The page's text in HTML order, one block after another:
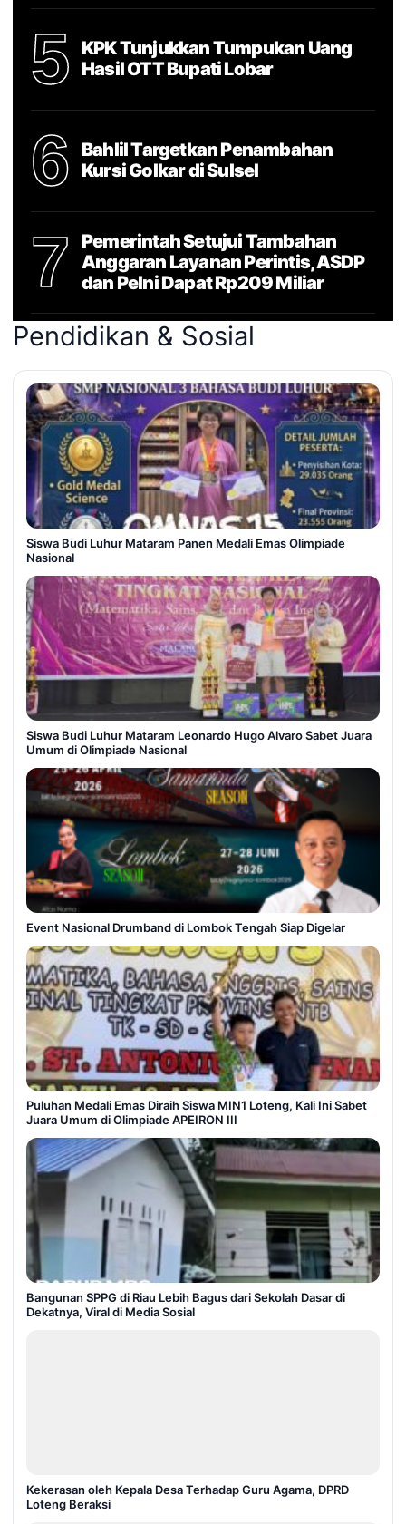
5
KPK Tunjukkan Tumpukan Uang
Hasil OTT Bupati Lobar
6
Bahlil Targetkan Penambahan
Kursi Golkar di Sulsel
7
Pemerintah Setujui Tambahan
Anggaran Layanan Perintis, ASDP
dan Pelni Dapat Rp209 Miliar
Pendidikan & Sosial
Siswa Budi Luhur Mataram Panen Medali Emas Olimpiade
Nasional
Siswa Budi Luhur Mataram Leonardo Hugo Alvaro Sabet Juara
Umum di Olimpiade Nasional
Event Nasional Drumband di Lombok Tengah Siap Digelar
Puluhan Medali Emas Diraih Siswa MIN1 Loteng, Kali Ini Sabet
Juara Umum di Olimpiade APEIRON III
Bangunan SPPG di Riau Lebih Bagus dari Sekolah Dasar di
Dekatnya, Viral di Media Sosial
Kekerasan oleh Kepala Desa Terhadap Guru Agama, DPRD
Loteng Beraksi